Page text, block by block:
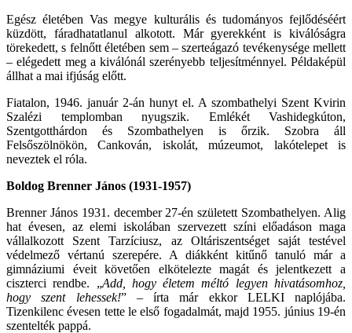
Egész életében Vas megye kulturális és tudományos fejlődéséért
küzdött, fáradhatatlanul alkotott. Már gyerekként is kiválóságra
törekedett, s felnőtt életében sem – szerteágazó tevékenysége mellett
– elégedett meg a kiválónál szerényebb teljesítménnyel. Példaképül
állhat a mai ifjúság előtt.
Fiatalon, 1946. január 2-án hunyt el. A szombathelyi Szent Kvirin
Szalézi templomban nyugszik. Emlékét Vashidegkúton,
Szentgotthárdon és Szombathelyen is őrzik. Szobra áll
Felsőszölnökön, Cankován, iskolát, múzeumot, lakótelepet is
neveztek el róla.
Boldog Brenner János (1931-1957)
Brenner János 1931. december 27-én született Szombathelyen. Alig
hat évesen, az elemi iskolában szervezett színi előadáson maga
vállalkozott Szent Tarzíciusz, az Oltáriszentséget saját testével
védelmező vértanú szerepére. A diákként kitűnő tanuló már a
gimnáziumi éveit követően elkötelezte magát és jelentkezett a
ciszterci rendbe. „Add, hogy életem méltó legyen hivatásomhoz,
hogy szent lehessek!” – írta már ekkor LELKI naplójába.
Tizenkilenc évesen tette le első fogadalmát, majd 1955. június 19-én
szentelték pappá.